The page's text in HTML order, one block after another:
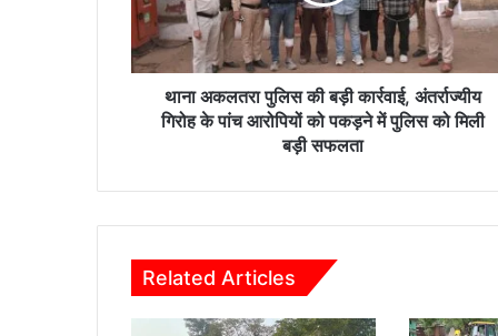
रा
पु
लि
का
ई
थाना अकलतरा पुलिस की बड़ी कार्रवाई, अंतर्राज्यीय
गिरोह के पांच आरोपियों को पकड़ने में पुलिस को मिली
बड़ी सफलता
Related Articles